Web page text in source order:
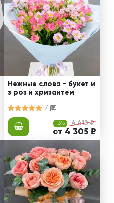
Нежные слова - букет и
з роз и хризантем
17
-3% 4 410 ₽
от 4 305 ₽